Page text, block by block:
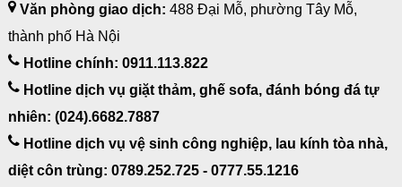
Văn phòng giao dịch: 488 Đại Mỗ, phường Tây Mỗ,
thành phố Hà Nội
Hotline chính: 0911.113.822
Hotline dịch vụ giặt thảm, ghế sofa, đánh bóng đá tự
nhiên: (024).6682.7887
Hotline dịch vụ vệ sinh công nghiệp, lau kính tòa nhà,
diệt côn trùng: 0789.252.725 - 0777.55.1216